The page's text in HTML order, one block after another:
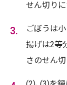
せん切りに
ごぼうは
揚げは2等
さのせん切